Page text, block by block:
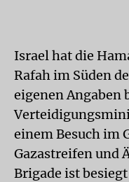
Israel hat die
Rafah im Süden
eigenen Angaben
einem Besuch im
Gazastreifen und
Brigade ist